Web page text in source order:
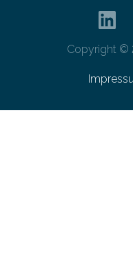
Copyright ©